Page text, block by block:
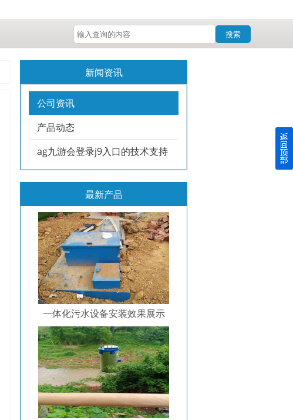
搜索
新闻资讯
公司资讯
产品动态
ag九游会登录j9入口的技术支持
最新产品
一体化污水设备安装效果展示